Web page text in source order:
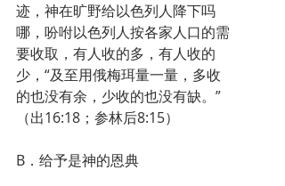
迹，神在旷野给以色列人降下吗
哪，吩咐以色列人按各家人口的需
要收取，有人收的多，有人收的
少，“及至用俄梅珥量一量，多收
的也没有余，少收的也没有缺。”
（出16:18；参林后8:15）
B．给予是神的恩典